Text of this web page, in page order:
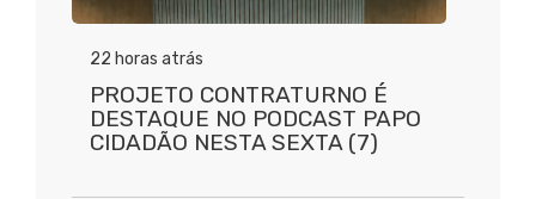
22 horas atrás
PROJETO CONTRATURNO É
DESTAQUE NO PODCAST PAPO
CIDADÃO NESTA SEXTA (7)